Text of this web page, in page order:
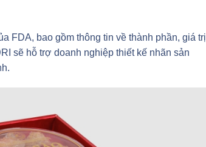
FDA, bao gồm thông tin về thành phần, giá trị
sẽ hỗ trợ doanh nghiệp thiết kế nhãn sản